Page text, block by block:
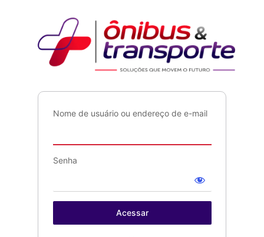
Nome de usuário ou endereço de e-mail
Senha